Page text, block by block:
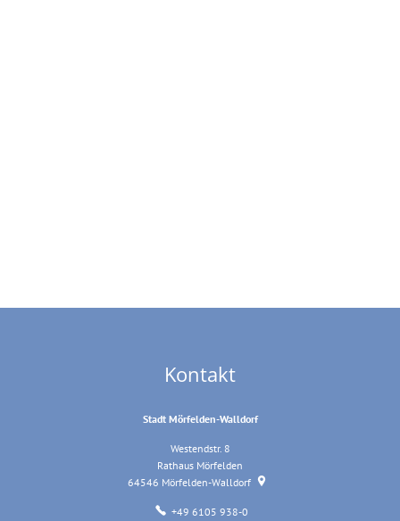
Kontakt
Stadt Mörfelden-Walldorf
Westendstr. 8
Rathaus Mörfelden
64546 Mörfelden-Walldorf
+49 6105 938-0